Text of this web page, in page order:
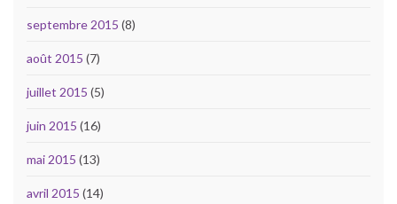
septembre 2015 (8)
août 2015 (7)
juillet 2015 (5)
juin 2015 (16)
mai 2015 (13)
avril 2015 (14)